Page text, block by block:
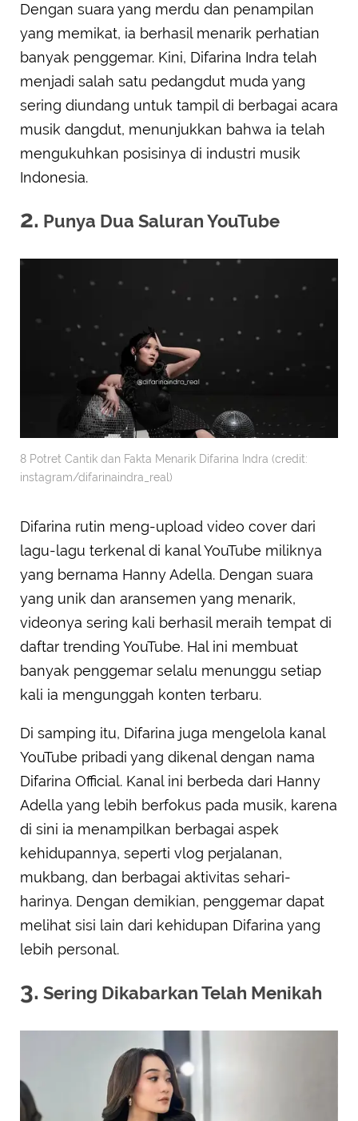
Dengan suara yang merdu dan penampilan
yang memikat, ia berhasil menarik perhatian
banyak penggemar. Kini, Difarina Indra telah
menjadi salah satu pedangdut muda yang
sering diundang untuk tampil di berbagai acara
musik dangdut, menunjukkan bahwa ia telah
mengukuhkan posisinya di industri musik
Indonesia.
2. Punya Dua Saluran YouTube
8 Potret Cantik dan Fakta Menarik Difarina Indra (credit:
instagram/difarinaindra_real)
Difarina rutin meng-upload video cover dari
lagu-lagu terkenal di kanal YouTube miliknya
yang bernama Hanny Adella. Dengan suara
yang unik dan aransemen yang menarik,
videonya sering kali berhasil meraih tempat di
daftar trending YouTube. Hal ini membuat
banyak penggemar selalu menunggu setiap
kali ia mengunggah konten terbaru.
Di samping itu, Difarina juga mengelola kanal
YouTube pribadi yang dikenal dengan nama
Difarina Official. Kanal ini berbeda dari Hanny
Adella yang lebih berfokus pada musik, karena
di sini ia menampilkan berbagai aspek
kehidupannya, seperti vlog perjalanan,
mukbang, dan berbagai aktivitas sehari-
harinya. Dengan demikian, penggemar dapat
melihat sisi lain dari kehidupan Difarina yang
lebih personal.
3. Sering Dikabarkan Telah Menikah